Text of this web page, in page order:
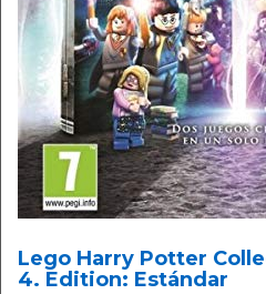
Lego Harry Potter
4. Edition: Estándar